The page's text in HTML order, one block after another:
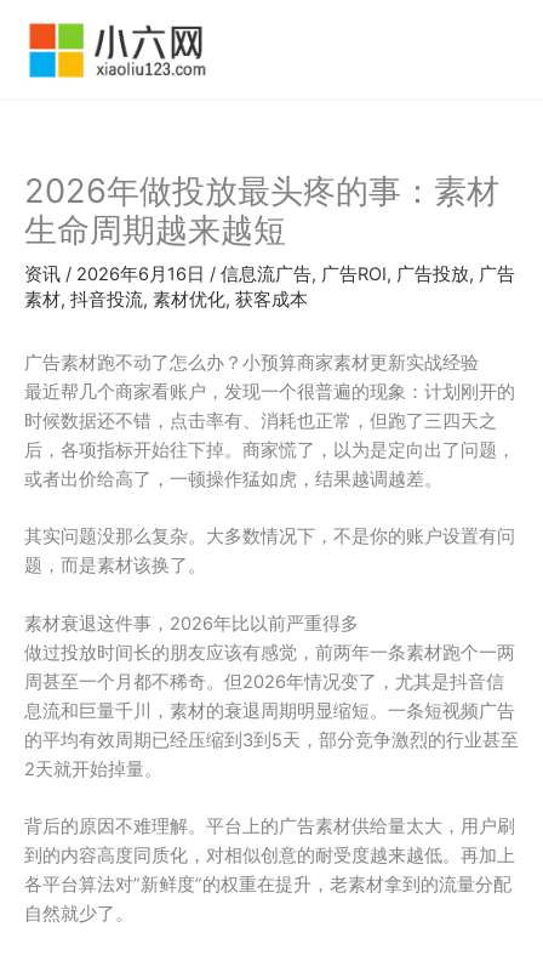
2026年做投放最头疼的事：素材
生命周期越来越短
资讯 / 2026年6月16日 / 信息流广告, 广告ROI, 广告投放, 广告
素材, 抖音投流, 素材优化, 获客成本
广告素材跑不动了怎么办？小预算商家素材更新实战经验
最近帮几个商家看账户，发现一个很普遍的现象：计划刚开的
时候数据还不错，点击率有、消耗也正常，但跑了三四天之
后，各项指标开始往下掉。商家慌了，以为是定向出了问题，
或者出价给高了，一顿操作猛如虎，结果越调越差。
其实问题没那么复杂。大多数情况下，不是你的账户设置有问
题，而是素材该换了。
素材衰退这件事，2026年比以前严重得多
做过投放时间长的朋友应该有感觉，前两年一条素材跑个一两
周甚至一个月都不稀奇。但2026年情况变了，尤其是抖音信
息流和巨量千川，素材的衰退周期明显缩短。一条短视频广告
的平均有效周期已经压缩到3到5天，部分竞争激烈的行业甚至
2天就开始掉量。
背后的原因不难理解。平台上的广告素材供给量太大，用户刷
到的内容高度同质化，对相似创意的耐受度越来越低。再加上
各平台算法对”新鲜度”的权重在提升，老素材拿到的流量分配
自然就少了。